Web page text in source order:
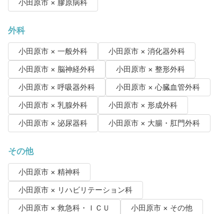
小田原市 × 膠原病科
外科
小田原市 × 一般外科
小田原市 × 消化器外科
小田原市 × 脳神経外科
小田原市 × 整形外科
小田原市 × 呼吸器外科
小田原市 × 心臓血管外科
小田原市 × 乳腺外科
小田原市 × 形成外科
小田原市 × 泌尿器科
小田原市 × 大腸・肛門外科
その他
小田原市 × 精神科
小田原市 × リハビリテーション科
小田原市 × 救急科・ＩＣＵ
小田原市 × その他